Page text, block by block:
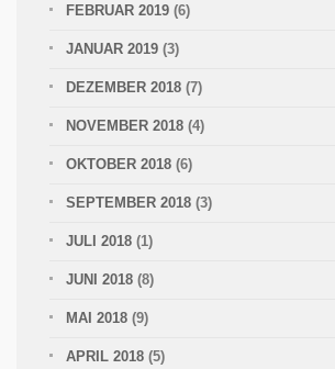
FEBRUAR 2019 (6)
JANUAR 2019 (3)
DEZEMBER 2018 (7)
NOVEMBER 2018 (4)
OKTOBER 2018 (6)
SEPTEMBER 2018 (3)
JULI 2018 (1)
JUNI 2018 (8)
MAI 2018 (9)
APRIL 2018 (5)